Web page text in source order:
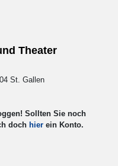
Theater
St. Gallen
Sollten Sie noch
doch hier ein Konto.